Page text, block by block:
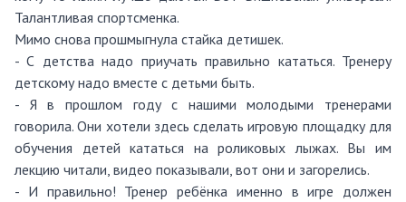
Талантливая спортсменка.
Мимо снова прошмыгнула стайка детишек.
- С детства надо приучать правильно кататься. Тренеру
детскому надо вместе с детьми быть.
- Я в прошлом году с нашими молодыми тренерами
говорила. Они хотели здесь сделать игровую площадку для
обучения детей кататься на роликовых лыжах. Вы им
лекцию читали, видео показывали, вот они и загорелись.
- И правильно! Тренер ребёнка именно в игре должен